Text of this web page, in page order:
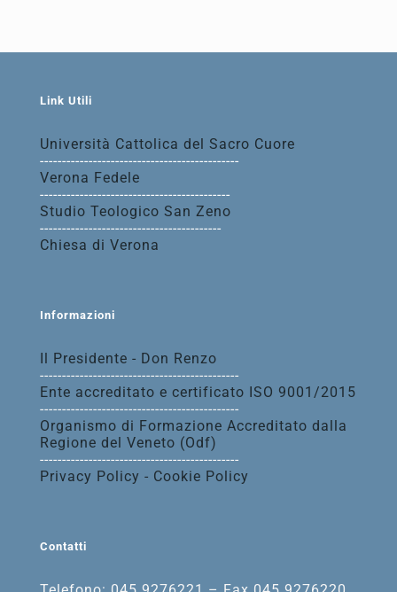
Link Utili
Università Cattolica del Sacro Cuore
---------------------------------------------
Verona Fedele
-------------------------------------------
Studio Teologico San Zeno
-----------------------------------------
Chiesa di Verona
Informazioni
Il Presidente - Don Renzo
---------------------------------------------
Ente accreditato e certificato ISO 9001/2015
---------------------------------------------
Organismo di Formazione Accreditato dalla
Regione del Veneto (Odf)
---------------------------------------------
Privacy Policy - Cookie Policy
Contatti